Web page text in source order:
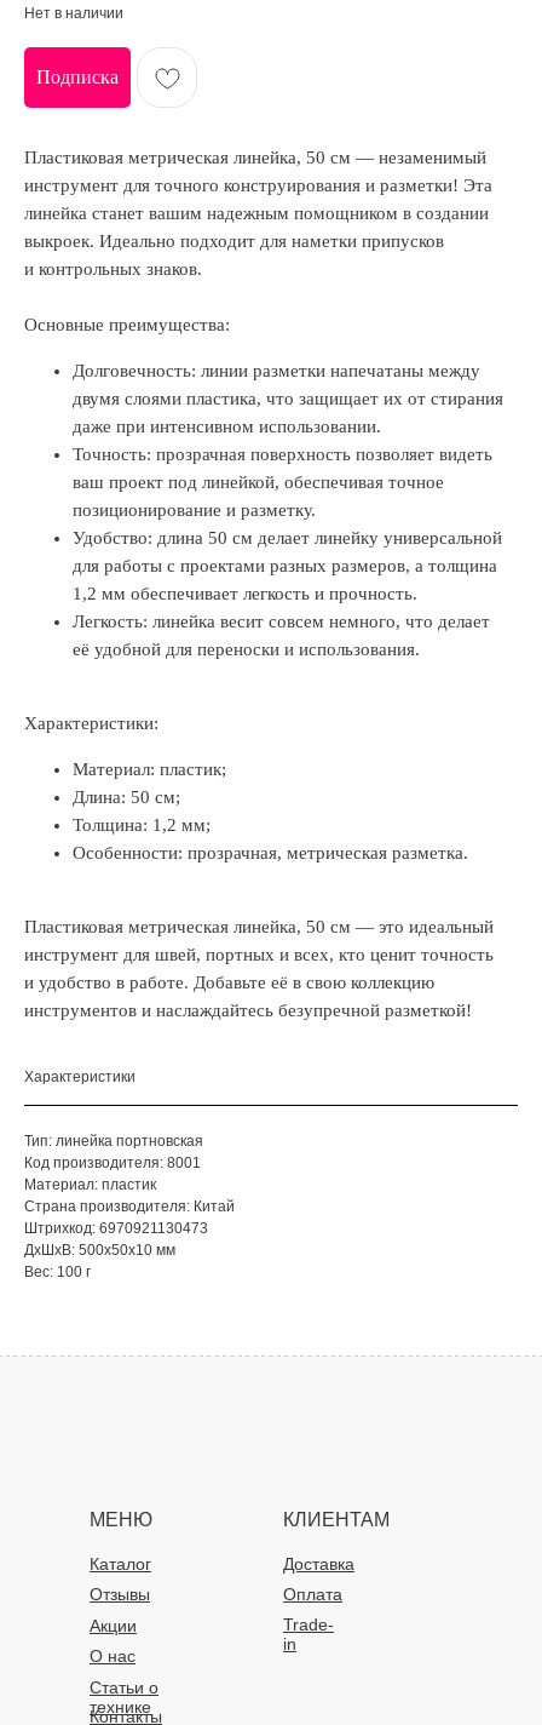
Нет в наличии
Подписка
Пластиковая метрическая линейка, 50 см — незаменимый
инструмент для точного конструирования и разметки! Эта
линейка станет вашим надежным помощником в создании
выкроек. Идеально подходит для наметки припусков
и контрольных знаков.
Основные преимущества:
Долговечность: линии разметки напечатаны между
двумя слоями пластика, что защищает их от стирания
даже при интенсивном использовании.
Точность: прозрачная поверхность позволяет видеть
ваш проект под линейкой, обеспечивая точное
позиционирование и разметку.
Удобство: длина 50 см делает линейку универсальной
для работы с проектами разных размеров, а толщина
1,2 мм обеспечивает легкость и прочность.
Легкость: линейка весит совсем немного, что делает
её удобной для переноски и использования.
Характеристики:
Материал: пластик;
Длина: 50 см;
Толщина: 1,2 мм;
Особенности: прозрачная, метрическая разметка.
Пластиковая метрическая линейка, 50 см — это идеальный
инструмент для швей, портных и всех, кто ценит точность
и удобство в работе. Добавьте её в свою коллекцию
инструментов и наслаждайтесь безупречной разметкой!
Характеристики
Тип: линейка портновская
Код производителя: 8001
Материал: пластик
Страна производителя: Китай
Штрихкод: 6970921130473
ДxШxВ: 500x50x10 мм
Вес: 100 г
МЕНЮ КЛИЕНТАМ
Каталог
О нас
Доставка
Статьи о
технике
Оплата
Отзывы
Акции
Контакты
Trade-
in